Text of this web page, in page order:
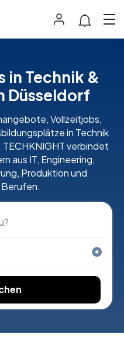
in Technik &
Düsseldorf
Vollzeitjobs,
in Technik
verbindet
aus IT, Engineering,
Produktion und